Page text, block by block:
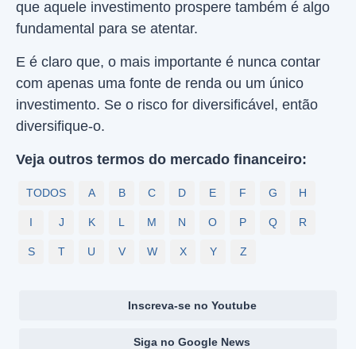
que aquele investimento prospere também é algo
fundamental para se atentar.
E é claro que, o mais importante é nunca contar
com apenas uma fonte de renda ou um único
investimento. Se o risco for diversificável, então
diversifique-o.
Veja outros termos do mercado financeiro:
TODOS A B C D E F G H
I J K L M N O P Q R
S T U V W X Y Z
Inscreva-se no Youtube
Siga no Google News